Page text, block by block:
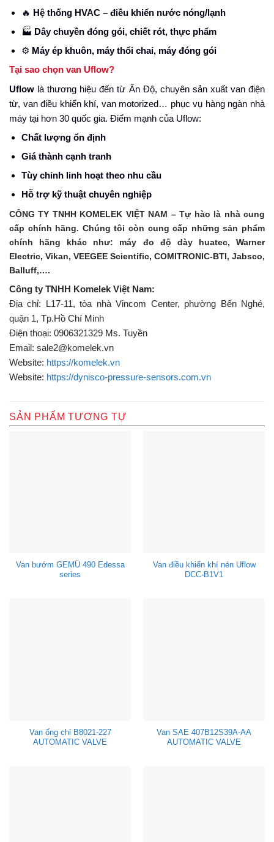
🔥 Hệ thống HVAC – điều khiển nước nóng/lạnh
🏭 Dây chuyền đóng gói, chiết rót, thực phẩm
⚙️ Máy ép khuôn, máy thổi chai, máy đóng gói
Tại sao chọn van Uflow?
Uflow là thương hiệu đến từ Ấn Độ, chuyên sản xuất van điện
từ, van điều khiển khí, van motorized… phục vụ hàng ngàn nhà
máy tại hơn 30 quốc gia. Điểm mạnh của Uflow:
Chất lượng ổn định
Giá thành cạnh tranh
Tùy chỉnh linh hoạt theo nhu cầu
Hỗ trợ kỹ thuật chuyên nghiệp
CÔNG TY TNHH KOMELEK VIỆT NAM – Tự hào là nhà cung
cấp chính hãng. Chúng tôi còn cung cấp những sản phẩm
chính hãng khác như: máy đo độ dày huatec, Warner
Electric, Vikan, VEEGEE Scientific, COMITRONIC-BTI, Jabsco,
Balluff,….
Công ty TNHH Komelek Việt Nam:
Địa chỉ: L17-11, tòa nhà Vincom Center, phường Bến Nghé,
quận 1, Tp.Hồ Chí Minh
Điện thoại: 0906321329 Ms. Tuyền
Email: sale2@komelek.vn
Website: https://komelek.vn
Website: https://dynisco-pressure-sensors.com.vn
SẢN PHẨM TƯƠNG TỰ
Van bướm GEMÜ 490 Edessa
series
Van điều khiển khí nén Uflow
DCC-B1V1
Van ống chỉ B8021-227
AUTOMATIC VALVE
Van SAE 407B12S39A-AA
AUTOMATIC VALVE